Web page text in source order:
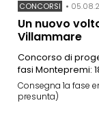
CONCORSI •
Un nuovo
Villammare
Concorso di
fasi Montepremi:
Consegna 1a fase
presunta)